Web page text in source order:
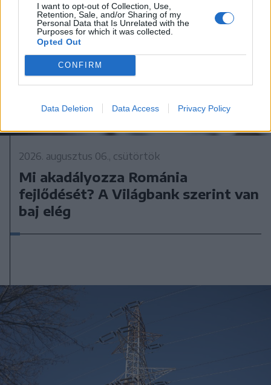
I want to opt-out of Collection, Use,
Retention, Sale, and/or Sharing of my
Personal Data that Is Unrelated with the
Purposes for which it was collected.
Opted Out
CONFIRM
Data Deletion Data Access Privacy Policy
2026. augusztus 06., csütörtök
Mi akadályozza Románia
fejlődését? A Világbank szerint van
baj elég